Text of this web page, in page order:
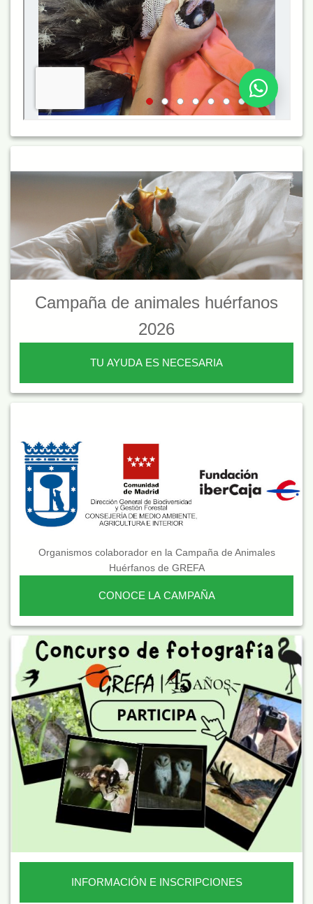
Campaña de animales huérfanos
2026
TU AYUDA ES NECESARIA
Organismos colaborador en la Campaña de Animales
Huérfanos de GREFA
CONOCE LA CAMPAÑA
INFORMACIÓN E INSCRIPCIONES